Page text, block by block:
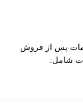
پس از فروش
شامل: